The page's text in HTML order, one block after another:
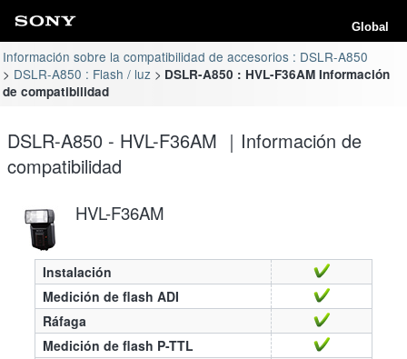
Global
Información sobre la compatibilidad de accesorios : DSLR-A850
DSLR-A850 : Flash / luz
DSLR-A850 : HVL-F36AM Información
de compatibilidad
DSLR-A850 - HVL-F36AM ｜Información de
compatibilidad
HVL-F36AM
Instalación
Medición de flash ADI
Ráfaga
Medición de flash P-TTL